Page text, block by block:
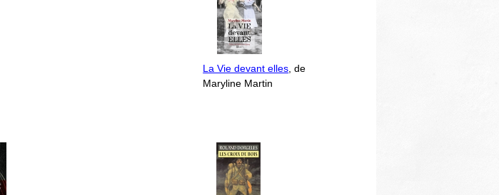
La Vie devant elles, de
Maryline Martin